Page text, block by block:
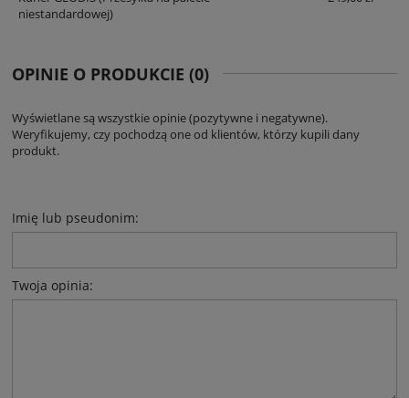
niestandardowej)
OPINIE O PRODUKCIE (0)
Wyświetlane są wszystkie opinie (pozytywne i negatywne).
Weryfikujemy, czy pochodzą one od klientów, którzy kupili dany
produkt.
Imię lub pseudonim:
Twoja opinia: